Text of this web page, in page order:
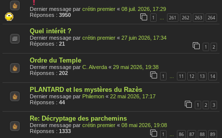
e
s
e
t
a
é
r
a
o
r
t
Dernier message par crétin premier « 08 juil. 2026, 17:29
Réponses : 3950 1 … 261 262 263 264
Quel intérêt ?
Dernier message par crétin premier « 27 juin 2026, 17:34
Réponses : 21 1 2
Ordre du Temple
Dernier message par C. Alverda « 29 mai 2026, 19:38
Réponses : 202 1 11 12 13 14
PLANTARD et les mystères du Razès
Dernier message par Philemon « 22 mai 2026, 17:17
Réponses : 44 1 2 3
Re: Décryptage des parchemins
Dernier message par crétin premier « 08 mai 2026, 19:08
Réponses : 1333 1 86 87 88 89